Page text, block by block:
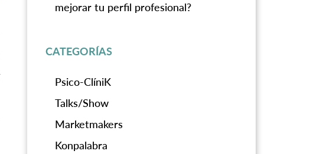
mejorar tu perfil profesional?
CATEGORÍAS
Psico-ClíniK
Talks/Show
Marketmakers
Konpalabra